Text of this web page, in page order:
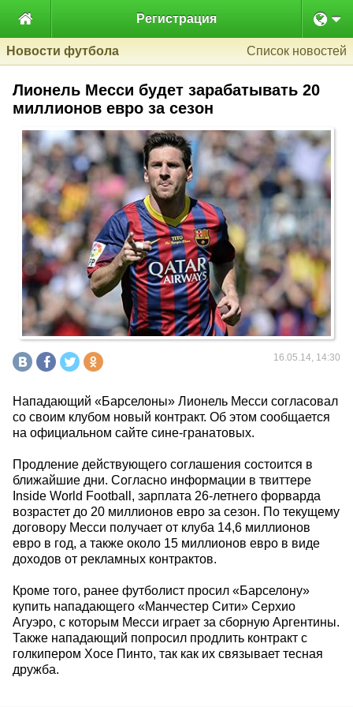
 Регистрация
Новости футбола Список новостей
Лионель Месси будет зарабатывать 20
миллионов евро за сезон
16.05.14, 14:30
Нападающий «Барселоны» Лионель Месси согласовал
со своим клубом новый контракт. Об этом сообщается
на официальном сайте сине-гранатовых.
Продление действующего соглашения состоится в
ближайшие дни. Согласно информации в твиттере
Inside World Football, зарплата 26-летнего форварда
возрастет до 20 миллионов евро за сезон. По текущему
договору Месси получает от клуба 14,6 миллионов
евро в год, а также около 15 миллионов евро в виде
доходов от рекламных контрактов.
Кроме того, ранее футболист просил «Барселону»
купить нападающего «Манчестер Сити» Серхио
Агуэро, с которым Месси играет за сборную Аргентины.
Также нападающий попросил продлить контракт с
голкипером Хосе Пинто, так как их связывает тесная
дружба.